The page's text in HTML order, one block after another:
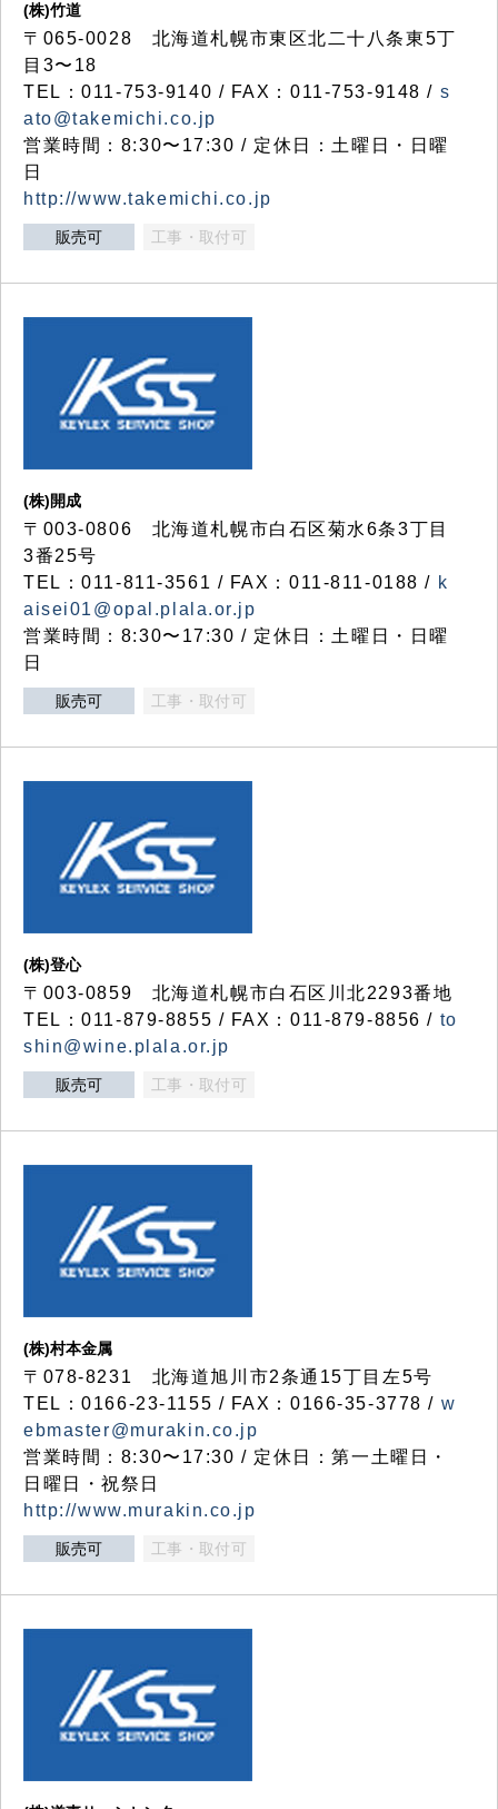
(株)竹道
〒065-0028 北海道札幌市東区北二十八条東5丁
目3〜18
TEL：011-753-9140 / FAX：011-753-9148 / s
ato@takemichi.co.jp
営業時間：8:30〜17:30 / 定休日：土曜日・日曜
日
http://www.takemichi.co.jp
販売可 工事・取付可
(株)開成
〒003-0806 北海道札幌市白石区菊水6条3丁目
3番25号
TEL：011-811-3561 / FAX：011-811-0188 / k
aisei01@opal.plala.or.jp
営業時間：8:30〜17:30 / 定休日：土曜日・日曜
日
販売可 工事・取付可
(株)登心
〒003-0859 北海道札幌市白石区川北2293番地
TEL：011-879-8855 / FAX：011-879-8856 / to
shin@wine.plala.or.jp
販売可 工事・取付可
(株)村本金属
〒078-8231 北海道旭川市2条通15丁目左5号
TEL：0166-23-1155 / FAX：0166-35-3778 / w
ebmaster@murakin.co.jp
営業時間：8:30〜17:30 / 定休日：第一土曜日・
日曜日・祝祭日
http://www.murakin.co.jp
販売可 工事・取付可